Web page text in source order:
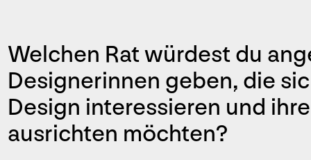
Welchen Rat würdest du
Designerinnen geben, die
Design interessieren und
ausrichten möchten?